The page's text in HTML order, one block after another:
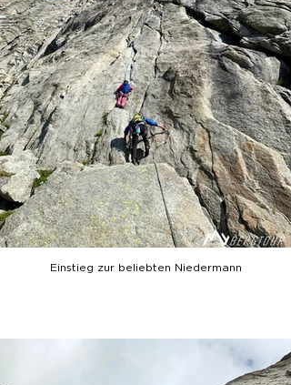
Einstieg zur beliebten Niedermann